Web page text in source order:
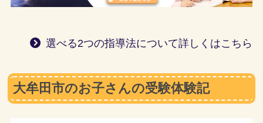
選べる2つの指導法について詳しくはこちら
大牟田市のお子さんの受験体験記